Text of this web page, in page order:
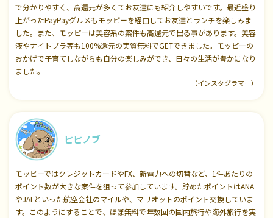
で分かりやすく、高還元が多くてお友達にも紹介しやすいです。最近盛り
上がったPayPayグルメもモッピーを経由してお友達とランチを楽しみま
した。また、モッピーは美容系の案件も高還元で出る事があります。美容
液やナイトブラ等も100%還元の実質無料でGETできました。モッピーの
おかげで子育てしながらも自分の楽しみができ、日々の生活が豊かになり
ました。
（インスタグラマー）
ピピノブ
モッピーではクレジットカードやFX、新電力への切替など、1件あたりの
ポイント数が大きな案件を狙って参加しています。貯めたポイントはANA
やJALといった航空会社のマイルや、マリオットのポイント交換していま
す。このようにすることで、ほぼ無料で年数回の国内旅行や海外旅行を実